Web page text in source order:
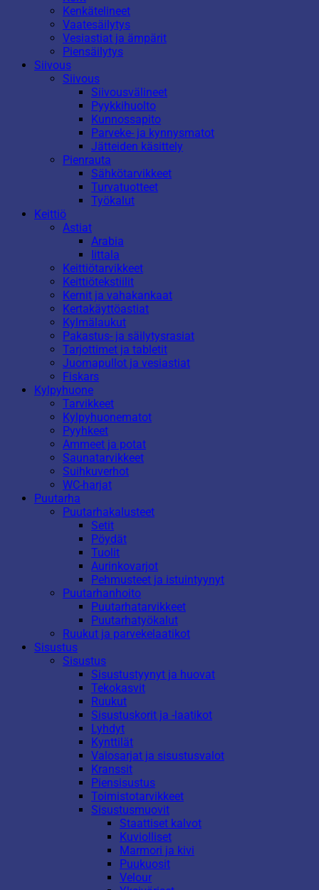
Kenkätelineet
Vaatesäilytys
Vesiastiat ja ämpärit
Piensäilytys
Siivous
Siivous
Siivousvälineet
Pyykkihuolto
Kunnossapito
Parveke- ja kynnysmatot
Jätteiden käsittely
Pienrauta
Sähkötarvikkeet
Turvatuotteet
Työkalut
Keittiö
Astiat
Arabia
Iittala
Keittiötarvikkeet
Keittiötekstiilit
Kernit ja vahakankaat
Kertakäyttöastiat
Kylmälaukut
Pakastus- ja säilytysrasiat
Tarjottimet ja tabletit
Juomapullot ja vesiastiat
Fiskars
Kylpyhuone
Tarvikkeet
Kylpyhuonematot
Pyyhkeet
Ammeet ja potat
Saunatarvikkeet
Suihkuverhot
WC-harjat
Puutarha
Puutarhakalusteet
Setit
Pöydät
Tuolit
Aurinkovarjot
Pehmusteet ja istuintyynyt
Puutarhanhoito
Puutarhatarvikkeet
Puutarhatyökalut
Ruukut ja parvekelaatikot
Sisustus
Sisustus
Sisustustyynyt ja huovat
Tekokasvit
Ruukut
Sisustuskorit ja -laatikot
Lyhdyt
Kynttilät
Valosarjat ja sisustusvalot
Kranssit
Piensisustus
Toimistotarvikkeet
Sisustusmuovit
Staattiset kalvot
Kuviolliset
Marmori ja kivi
Puukuosit
Velour